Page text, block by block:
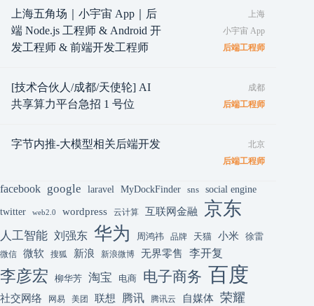
上海五角场｜小宇宙 App｜后
端 Node.js 工程师 & Android 开
发工程师 & 前端开发工程师
上海
小宇宙 App
后端工程师
[技术合伙人/成都/天使轮] AI
共享算力平台急招 1 号位
成都
后端工程师
字节内推-大模型相关后端开发
北京
后端工程师
facebook google laravel MyDockFinder sns social engine
twitter web2.0 wordpress 云计算 互联网金融 京东
人工智能 刘强东 华为 周鸿祎 品牌 天猫 小米 徐雷
微信 微软 搜狐 新浪 新浪微博 无界零售 李开复
李彦宏 柳华芳 淘宝 电商 电子商务 百度
社交网络 网易 美团 联想 腾讯 腾讯云 自媒体 荣耀